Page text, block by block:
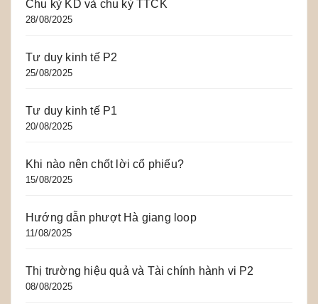
Chu kỳ KD và chu kỳ TTCK
28/08/2025
Tư duy kinh tế P2
25/08/2025
Tư duy kinh tế P1
20/08/2025
Khi nào nên chốt lời cổ phiếu?
15/08/2025
Hướng dẫn phượt Hà giang loop
11/08/2025
Thị trường hiệu quả và Tài chính hành vi P2
08/08/2025